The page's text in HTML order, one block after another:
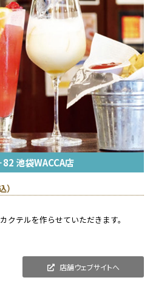
池袋WACCA店
クテルを作らせていただきます。
店舗ウェブサイトへ